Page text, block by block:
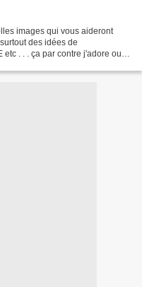
images qui vous aideront
des idées de
. . . ça par contre j'adore oui